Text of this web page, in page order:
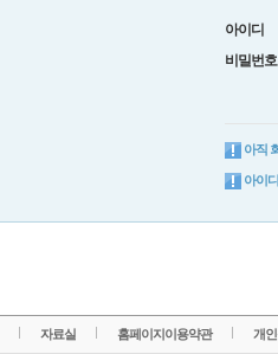
아이디
비밀번호
아직
아이
자료실 홈페이지이용약관 개